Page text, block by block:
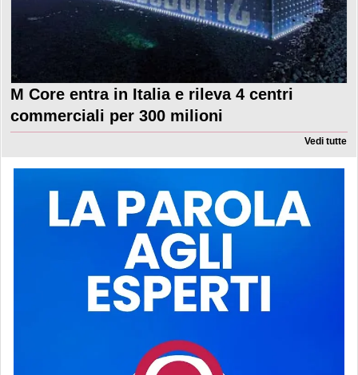
M Core entra in Italia e rileva 4 centri
commerciali per 300 milioni
Vedi tutte